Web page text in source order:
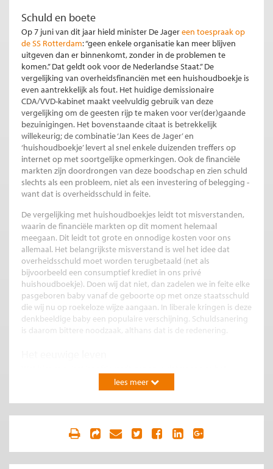
Schuld en boete
Op 7 juni van dit jaar hield minister De Jagereen toespraak op
de SS Rotterdam: “geen enkele organisatie kan meer blijven
uitgeven dan er binnenkomt, zonder in de problemen te
komen.” Dat geldt ook voor de Nederlandse Staat.” De
vergelijking van overheidsfinanciën met een huishoudboekje is
even aantrekkelijk als fout. Het huidige demissionaire
CDA/VVD-kabinet maakt veelvuldig gebruik van deze
vergelijking om de geesten rijp te maken voor ver(der)gaande
bezuinigingen. Het bovenstaande citaat is betrekkelijk
willekeurig; de combinatie ‘Jan Kees de Jager’ en
‘huishoudboekje’ levert al snel enkele duizenden treffers op
internet op met soortgelijke opmerkingen. Ook de financiële
markten zijn doordrongen van deze boodschap en zien schuld
slechts als een probleem, niet als een investering of belegging -
want dat is overheidsschuld in feite.
De vergelijking met huishoudboekjes leidt tot misverstanden,
waarin de financiële markten op dit moment helemaal
meegaan. Dit leidt tot grote en onnodige kosten voor ons
allemaal. Het belangrijkste misverstand is wel het idee dat
overheidsschuld moet worden terugbetaald (net als
bijvoorbeeld een consumptief krediet in ons privé
huishoudboekje). Doen wij dat niet, dan zadelen we in feite elke
pasgeboren baby vanaf de geboorte op met onze staatsschuld
die wij nu op roekeloze wijze aangaan. In liberale kringen is deze
denkbeeldige baby een populaire verschijning. Schuldsanering
is daarom bittere noodzaak, althans dat is de redenering.
aardse leven eindig is (het is niet anders), maar voor de staat
niet: die heeft het eeuwige leven. Bij overlijden moeten wij onze
schulden hebben afbetaald, of onze kinderen draaien ervoor
op. De staat kan schulden echter oneindig voor zich uit
schuiven. Bij aflossing van een oude lening kan direct weer
worden geleend, en zo gebeurt het ook. Beleggers in binnen-
en buitenland zijn hier over het algemeen heel tevreden mee,
lees meer